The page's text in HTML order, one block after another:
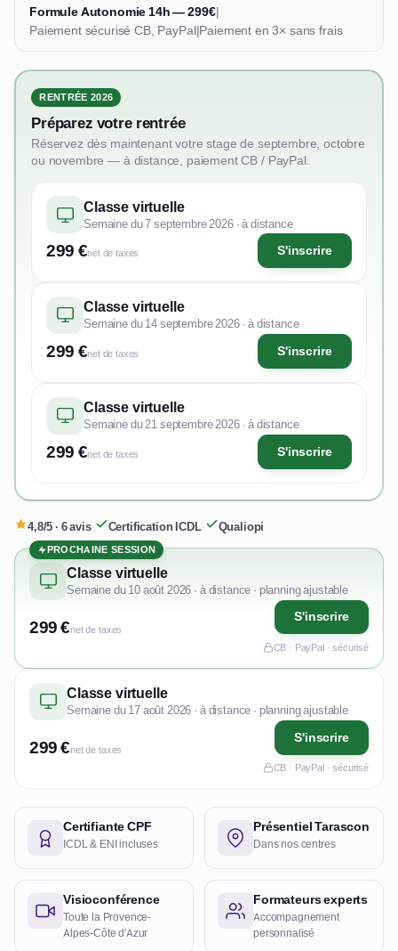
Formule Autonomie 14h — 299€|
Paiement sécurisé CB, PayPal|Paiement en 3× sans frais
RENTRÉE 2026
Préparez votre rentrée
Réservez dès maintenant votre stage de septembre, octobre
ou novembre — à distance, paiement CB / PayPal.
Classe virtuelle
Semaine du 7 septembre 2026 · à distance
299 €net de taxes S'inscrire
Classe virtuelle
Semaine du 14 septembre 2026 · à distance
299 €net de taxes S'inscrire
Classe virtuelle
Semaine du 21 septembre 2026 · à distance
299 €net de taxes S'inscrire
4,8/5 · 6 avis· Certification ICDL· Qualiopi
PROCHAINE SESSION
Classe virtuelle
Semaine du 10 août 2026 · à distance · planning ajustable
299 €net de taxes
S'inscrire
CB · PayPal · sécurisé
Classe virtuelle
Semaine du 17 août 2026 · à distance · planning ajustable
299 €net de taxes
S'inscrire
CB · PayPal · sécurisé
Certifiante CPF
ICDL & ENI incluses
Présentiel Tarascon
Dans nos centres
Visioconférence
Toute la Provence-
Alpes-Côte d'Azur
Formateurs experts
Accompagnement
personnalisé